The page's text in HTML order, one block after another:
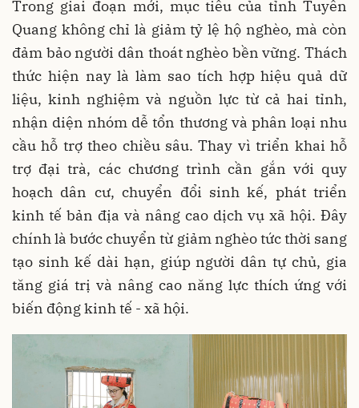
Trong giai đoạn mới, mục tiêu của tỉnh Tuyên
Quang không chỉ là giảm tỷ lệ hộ nghèo, mà còn
đảm bảo người dân thoát nghèo bền vững. Thách
thức hiện nay là làm sao tích hợp hiệu quả dữ
liệu, kinh nghiệm và nguồn lực từ cả hai tỉnh,
nhận diện nhóm dễ tổn thương và phân loại nhu
cầu hỗ trợ theo chiều sâu. Thay vì triển khai hỗ
trợ đại trà, các chương trình cần gắn với quy
hoạch dân cư, chuyển đổi sinh kế, phát triển
kinh tế bản địa và nâng cao dịch vụ xã hội. Đây
chính là bước chuyển từ giảm nghèo tức thời sang
tạo sinh kế dài hạn, giúp người dân tự chủ, gia
tăng giá trị và nâng cao năng lực thích ứng với
biến động kinh tế - xã hội.